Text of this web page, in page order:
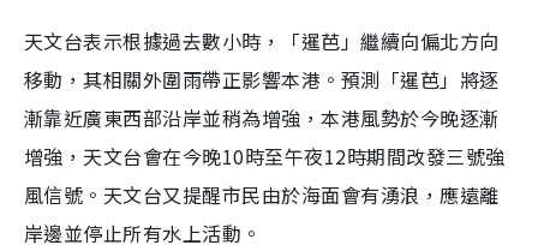
天文台表示根據過去數小時，「暹芭」繼續向偏北方向
移動，其相關外圍雨帶正影響本港。預測「暹芭」將逐
漸靠近廣東西部沿岸並稍為增強，本港風勢於今晚逐漸
增強，天文台會在今晚10時至午夜12時期間改發三號強
風信號。天文台又提醒市民由於海面會有湧浪，應遠離
岸邊並停止所有水上活動。